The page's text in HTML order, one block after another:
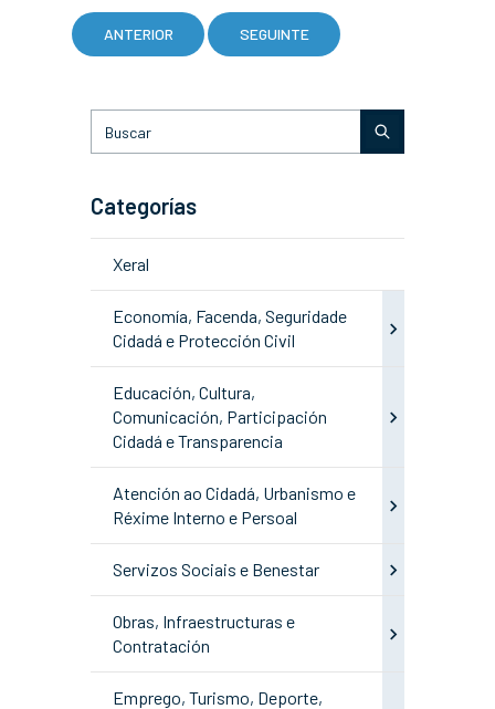
ANTERIOR SEGUINTE
Categorías
Xeral
Economía, Facenda, Seguridade
Cidadá e Protección Civil
Educación, Cultura,
Comunicación, Participación
Cidadá e Transparencia
Atención ao Cidadá, Urbanismo e
Réxime Interno e Persoal
Servizos Sociais e Benestar
Obras, Infraestructuras e
Contratación
Emprego, Turismo, Deporte,